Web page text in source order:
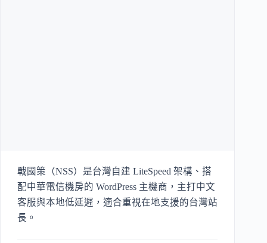
戰國策（NSS）是台灣自建 LiteSpeed 架構、搭
配中華電信機房的 WordPress 主機商，主打中文
客服與本地低延遲，適合重視在地支援的台灣站
長。